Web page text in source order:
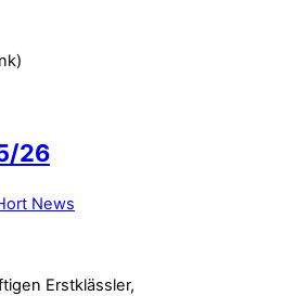
26
News
Erstklässler,